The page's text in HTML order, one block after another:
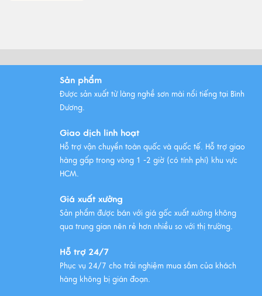
Tất Tần Tật Về Tranh Thuận Buồm
Sản phẩm
Được sản xuất từ làng nghề sơn mài nổi tiếng tại Bình
Dương.
Giao dịch linh hoạt
Hỗ trợ vận chuyển toàn quốc và quốc tế. Hỗ trợ giao
hàng gấp trong vòng 1 -2 giờ (có tính phí) khu vực
HCM.
Giá xuất xưởng
Sản phẩm được bán với giá gốc xuất xưởng không
qua trung gian nên rẻ hơn nhiều so với thị trường.
Hỗ trợ 24/7
Phục vụ 24/7 cho trải nghiệm mua sắm của khách
hàng không bị gián đoạn.